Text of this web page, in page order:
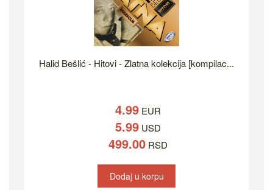
Halid Bešlić - Hitovi - Zlatna kolekcija [kompilac...
4.99 EUR
5.99 USD
499.00 RSD
Dodaj u korpu